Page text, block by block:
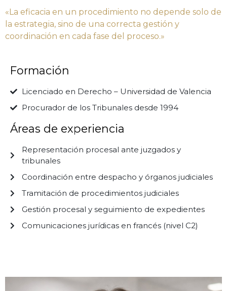
«La eficacia en un procedimiento no depende solo de
la estrategia, sino de una correcta gestión y
coordinación en cada fase del proceso.»
Formación
Licenciado en Derecho – Universidad de Valencia
Procurador de los Tribunales desde 1994
Áreas de experiencia
Representación procesal ante juzgados y
tribunales
Coordinación entre despacho y órganos judiciales
Tramitación de procedimientos judiciales
Gestión procesal y seguimiento de expedientes
Comunicaciones jurídicas en francés (nivel C2)